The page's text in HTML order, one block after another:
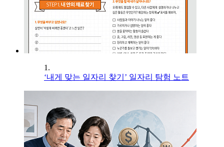
1.
‘내게 맞는 일자리 찾기’ 일자리 탐험 노트